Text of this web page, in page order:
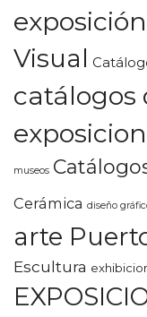
exposición
Visual
catálogos
museos
Cerámica diseño
arte
Escultura